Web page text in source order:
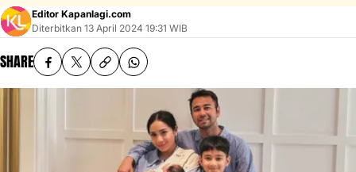
Editor Kapanlagi.com
Diterbitkan 13 April 2024 19:31 WIB
SHARE